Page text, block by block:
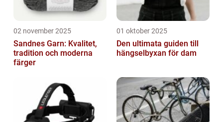
02 november 2025
Sandnes Garn: Kvalitet,
tradition och moderna
färger
01 oktober 2025
Den ultimata guiden till
hängselbyxan för dam